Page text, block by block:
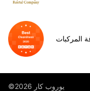
©يوروب كار 2026